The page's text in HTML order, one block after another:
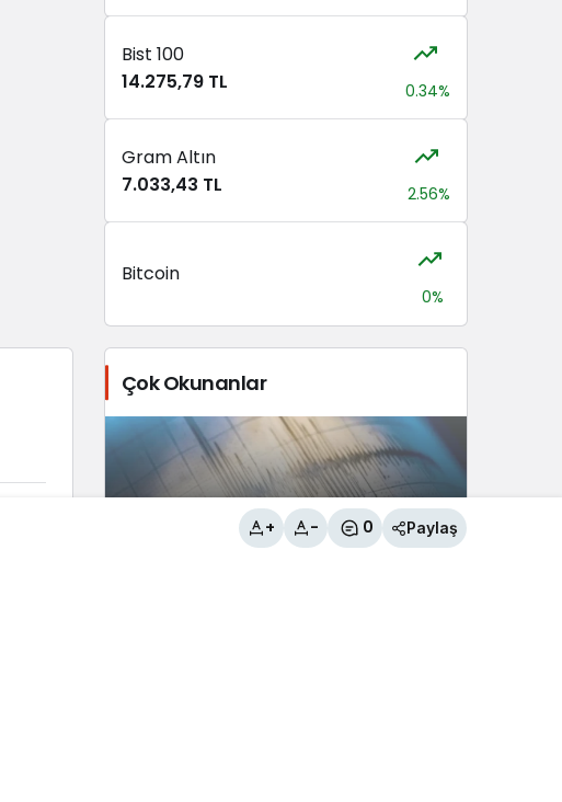
Bist 100
14.275,79 TL
0.34%
Gram Altın
7.033,43 TL
2.56%
Bitcoin
0%
+ - 0 Paylaş
Çok Okunanlar
Tuşba İlçesi’nde 3.8 büyüklüğünde